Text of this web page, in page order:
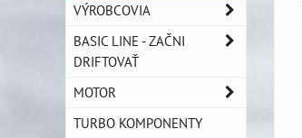
VÝROBCOVIA
BASIC LINE - ZAČNI
DRIFTOVAŤ
MOTOR
TURBO KOMPONENTY